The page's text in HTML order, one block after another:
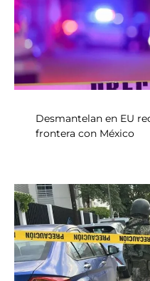
Desmantelan en EU
frontera con México